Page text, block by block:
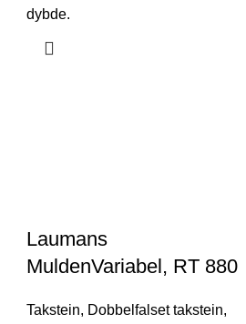
dybde.
Laumans
MuldenVariabel, RT 880
Takstein, Dobbelfalset takstein,